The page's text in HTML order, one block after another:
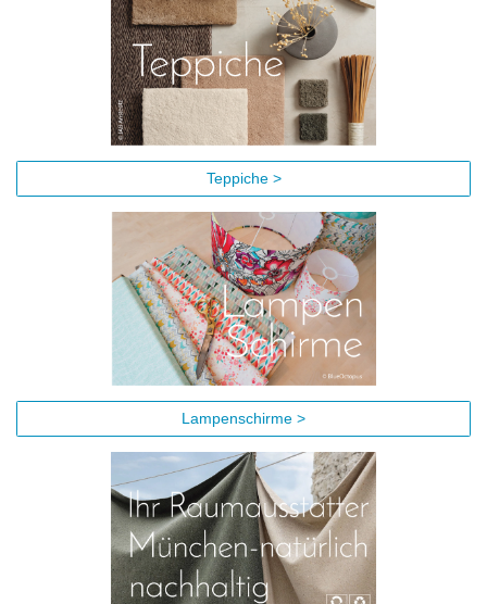
Teppiche >
Lampenschirme >